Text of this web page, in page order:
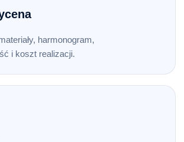
harmonogram,
i koszt realizacji.